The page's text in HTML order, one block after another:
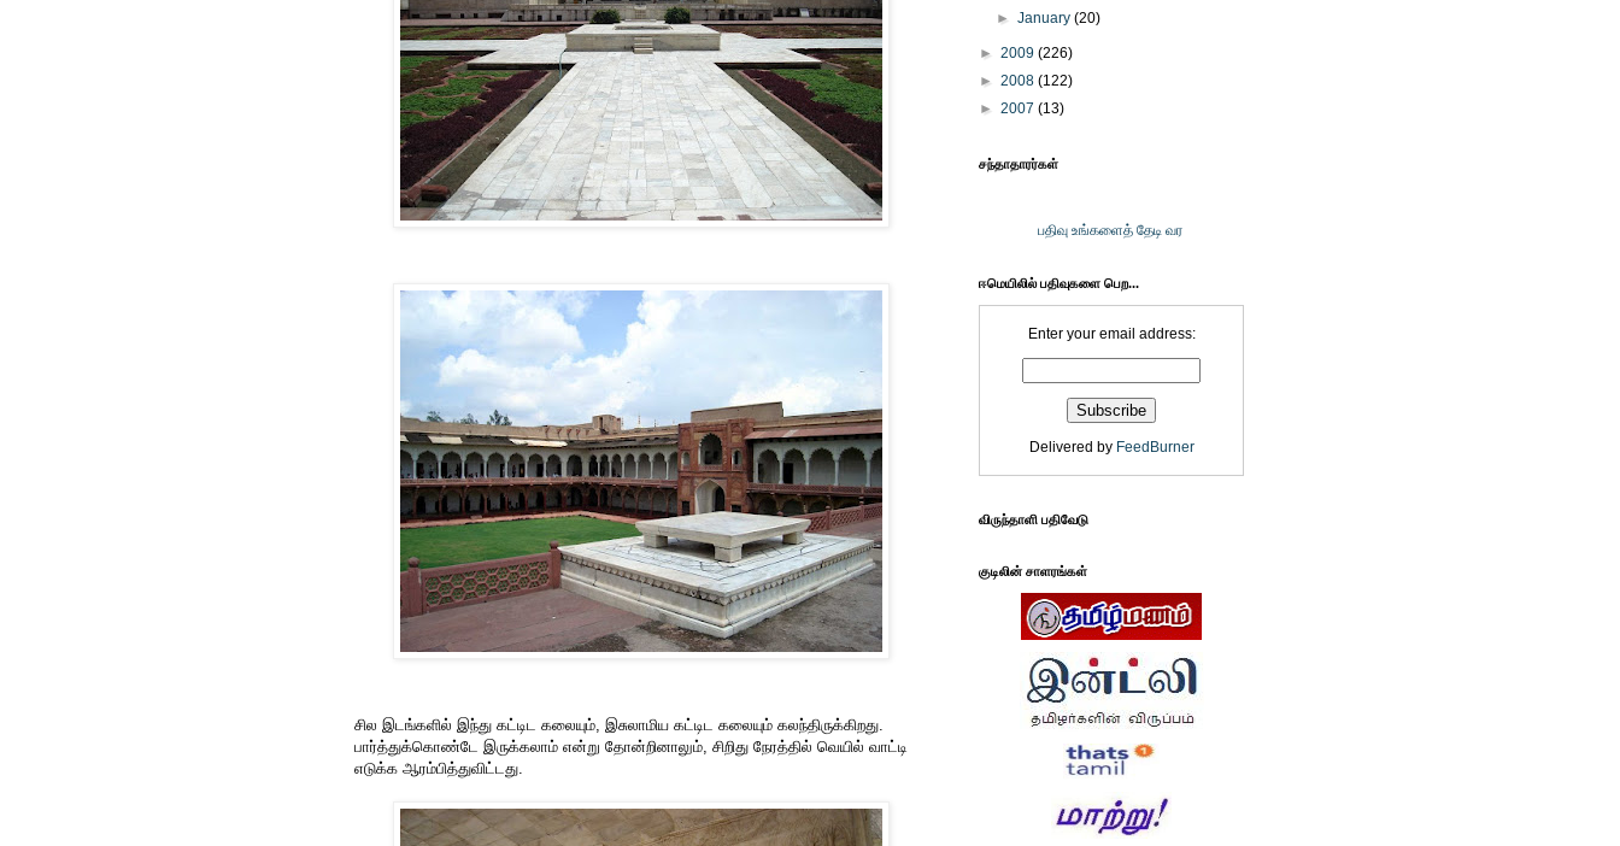
சில இடங்களில் இந்து கட்டிட கலையும், இசுலாமிய கட்டிட கலையும் கலந்திருக்கிறது.
பார்த்துக்கொண்டே இருக்கலாம் என்று தோன்றினாலும், சிறிது நேரத்தில் வெயில் வாட்டி
எடுக்க ஆரம்பித்துவிட்டது.
►January(20)
► 2009 (226)
► 2008 (122)
► 2007 (13)
சந்தாதாரர்கள்
பதிவு உங்களைத் தேடி வர
ஈமெயிலில் பதிவுகளை பெற...
Enter your email address:
Delivered by FeedBurner
விருந்தாளி பதிவேடு
குடிலின் சாளரங்கள்